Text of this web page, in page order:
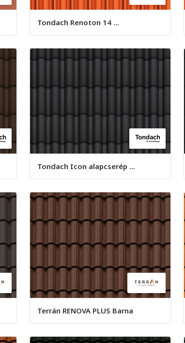
Tondach Renoton 14 ...
Tondach Icon alapcserép ...
Terrán RENOVA PLUS Barna